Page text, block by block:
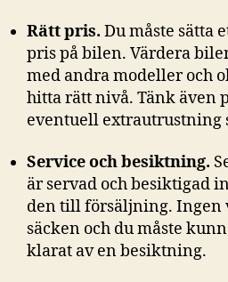
Rätt pris. Du måste sätta
pris på bilen. Värdera
med andra modeller och
hitta rätt nivå. Tänk även
eventuell extrautrustning
Service och besiktning.
är servad och besiktigad
den till försäljning. Ingen
säcken och du måste
klarat av en besiktning.